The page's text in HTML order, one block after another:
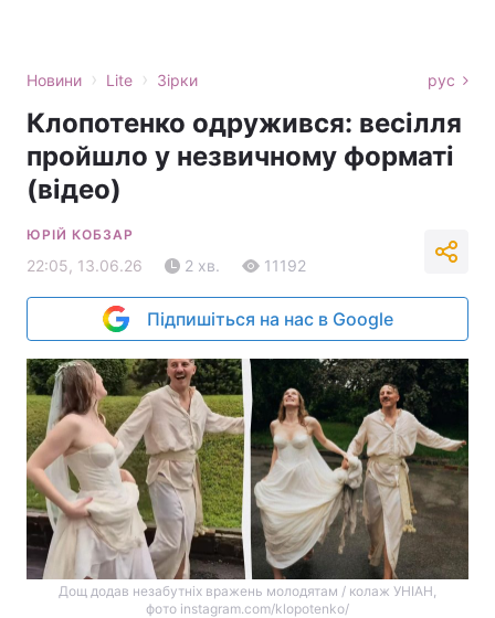
Новини › Lite › Зірки рус
Клопотенко одружився: весілля
пройшло у незвичному форматі
(відео)
ЮРІЙ КОБЗАР
22:05, 13.06.26 2 хв. 11192
Підпишіться на нас в Google
Дощ додав незабутніх вражень молодятам / колаж УНІАН,
фото instagram.com/klopotenko/